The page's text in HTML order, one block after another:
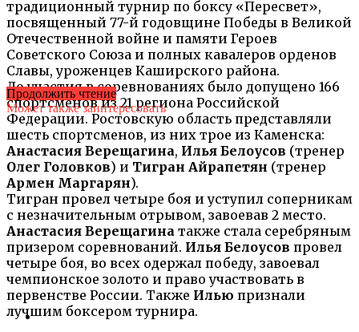
традиционный турнир по боксу «Пересвет»,
посвященный 77-й годовщине Победы в Великой
Отечественной войне и памяти Героев
Советского Союза и полных кавалеров орденов
Славы, уроженцев Каширского района.
До участия в соревнованиях было допущено 166
спортсменов из 21 региона Российской
Федерации. Ростовскую область представляли
шесть спортсменов, из них трое из Каменска:
Анастасия Верещагина, Илья Белоусов (тренер
Олег Головков) и Тигран Айрапетян (тренер
Армен Маргарян).
Тигран провел четыре боя и уступил соперникам
с незначительным отрывом, завоевав 2 место.
Анастасия Верещагина также стала серебряным
призером соревнований. Илья Белоусов провел
четыре боя, во всех одержал победу, завоевал
чемпионское золото и право участвовать в
первенстве России. Также Илью признали
лучшим боксером турнира.
Продолжить чтение
Может также заинтересовать